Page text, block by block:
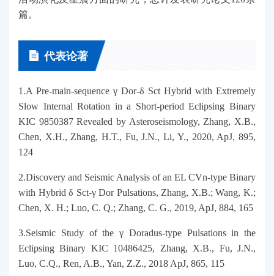
篇。
代表论著
1.A Pre-main-sequence γ Dor-δ Sct Hybrid with Extremely
Slow Internal Rotation in a Short-period Eclipsing Binary
KIC 9850387 Revealed by Asteroseismology, Zhang, X.B.,
Chen, X.H., Zhang, H.T., Fu, J.N., Li, Y., 2020, ApJ, 895,
124
2.Discovery and Seismic Analysis of an EL CVn-type Binary
with Hybrid δ Sct-γ Dor Pulsations, Zhang, X.B.; Wang, K.;
Chen, X. H.; Luo, C. Q.; Zhang, C. G., 2019, ApJ, 884, 165
3.Seismic Study of the γ Doradus-type Pulsations in the
Eclipsing Binary KIC 10486425, Zhang, X.B., Fu, J.N.,
Luo, C.Q., Ren, A.B., Yan, Z.Z., 2018 ApJ, 865, 115